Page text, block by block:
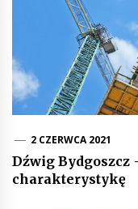
2 CZERWCA 2021
Dźwig Bydgoszcz
charakterystykę